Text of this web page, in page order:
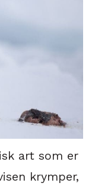
art som er
krymper,